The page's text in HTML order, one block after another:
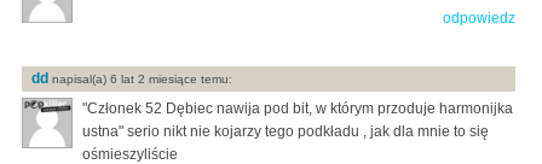
odpowiedz
dd napisal(a) 6 lat 2 miesiące temu:
"Członek 52 Dębiec nawija pod bit, w którym przoduje harmonijka
ustna" serio nikt nie kojarzy tego podkładu , jak dla mnie to się
ośmieszyliście